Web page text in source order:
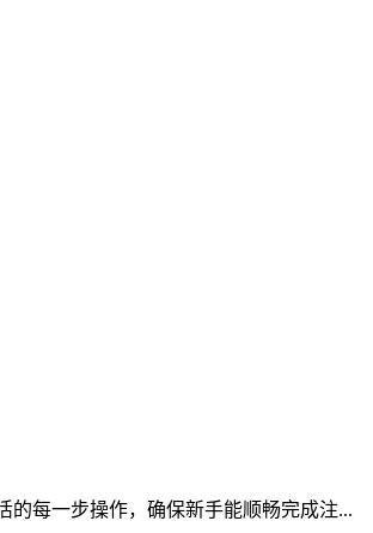
每一步操作，确保新手能顺畅完成注...